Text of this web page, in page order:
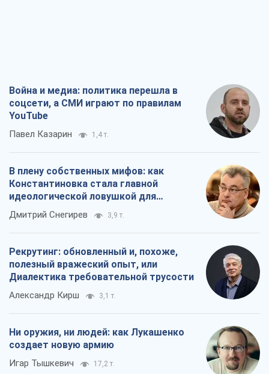
Война и медиа: политика перешла в
соцсети, а СМИ играют по правилам
YouTube
Павел Казарин 1,4 т.
В плену собственных мифов: как
Константиновка стала главной
идеологической ловушкой для
российских оккупантов
Дмитрий Снегирев 3,9 т.
Рекрутинг: обновленный и, похоже,
полезный вражеский опыт, или
Диалектика требовательной трусости
Александр Кирш 3,1 т.
Ни оружия, ни людей: как Лукашенко
создает новую армию
Игар Тышкевич 17,2 т.